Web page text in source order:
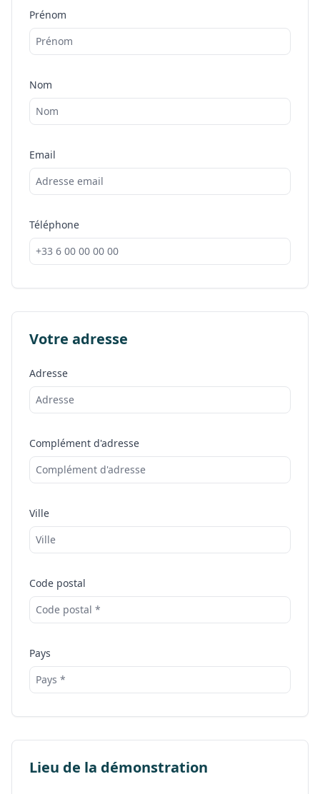
Prénom
Nom
Email
Téléphone
Votre adresse
Adresse
Complément d'adresse
Ville
Code postal
Pays
Lieu de la démonstration